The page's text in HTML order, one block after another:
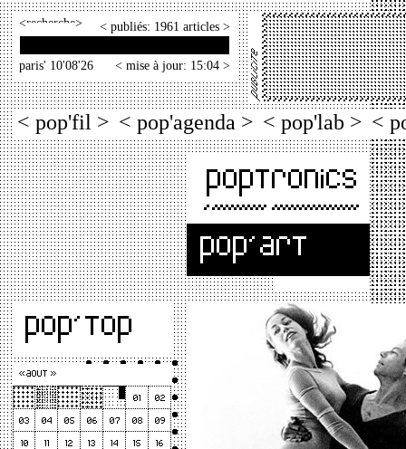
< > < publiés: 1961 articles >
paris' 10'08'26 < mise à jour: 15:04 >
< pop'fil > < pop'agenda > < pop'lab > <